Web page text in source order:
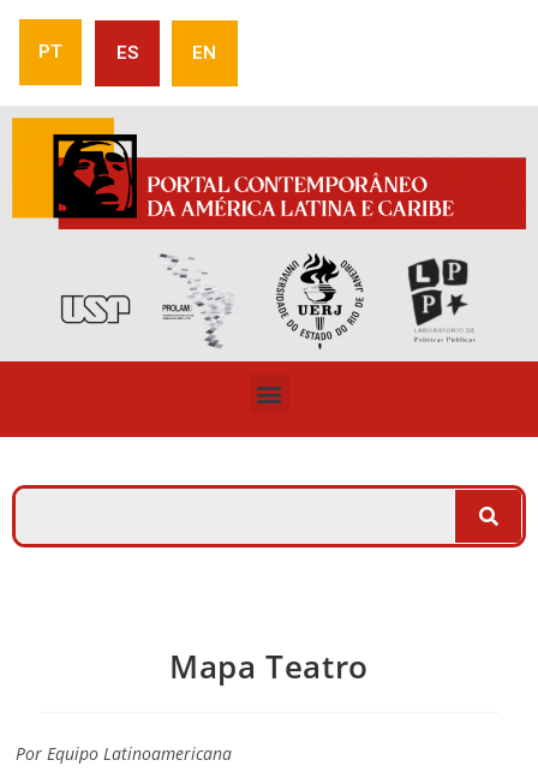
PT ES EN
Mapa Teatro
Por Equipo Latinoamericana